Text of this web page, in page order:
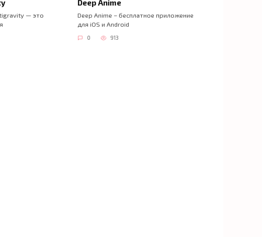
— это
Deep Anime
Deep Anime – бесплатное приложение
для iOS и Android
0 913